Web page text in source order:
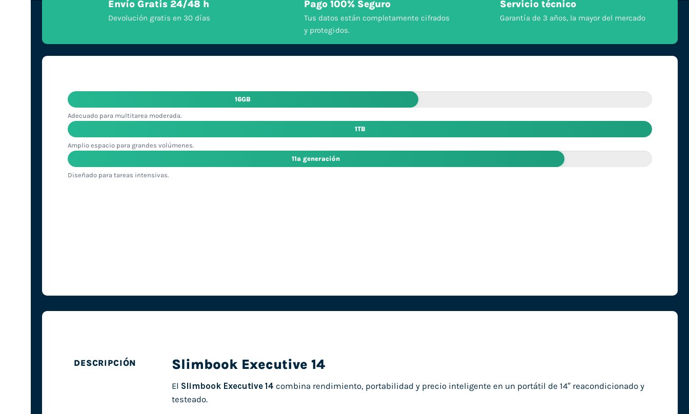
Envío Gratis 24/48 h
Devolución gratis en 30 días
Pago 100% Seguro
Tus datos están completamente cifrados
y protegidos.
Servicio técnico
Garantía de 3 años, la mayor del mercado
16GB
Adecuado para multitarea moderada.
1TB
Amplio espacio para grandes volúmenes.
11ª generación
Diseñado para tareas intensivas.
DESCRIPCIÓN Slimbook Executive 14
El Slimbook Executive 14 combina rendimiento, portabilidad y precio inteligente en un portátil de 14″ reacondicionado y
testeado.